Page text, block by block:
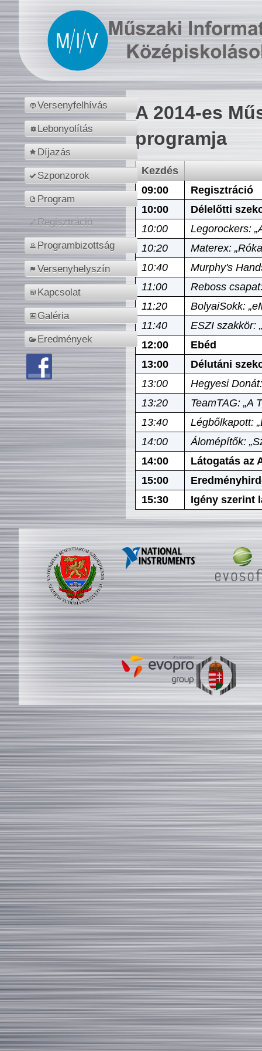
Versenyfelhívás
Lebonyolítás
Díjazás
Szponzorok
Program
Regisztráció
Programbizottság
Versenyhelyszín
Kapcsolat
Galéria
Eredmények
A 2014-es
programja
Kezdés
09:00
Regisztráció
10:00
Délelőtti
10:00
Legorockers:
10:20
Materex:
10:40
Murphy's
11:00
Reboss
11:20
BolyaiSokk:
11:40
ESZI szakkör:
12:00
Ebéd
13:00
Délutáni
13:00
Hegyesi
13:20
TeamTAG: „A
13:40
Légbőlkapott:
14:00
Álomépítők:
14:00
Látogatás az
15:00
15:30
Igény szerint